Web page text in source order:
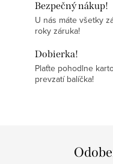
Bezpečný nákup!
U nás máte všetky
roky záruka!
Dobierka!
Plaťte pohodlne
prevzatí balíčka!